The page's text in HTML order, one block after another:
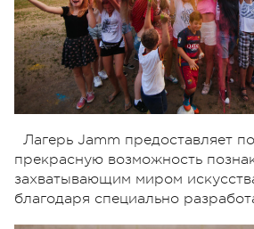
Лагерь Jamm предоставляет
прекрасную возможность
захватывающим миром
благодаря специально